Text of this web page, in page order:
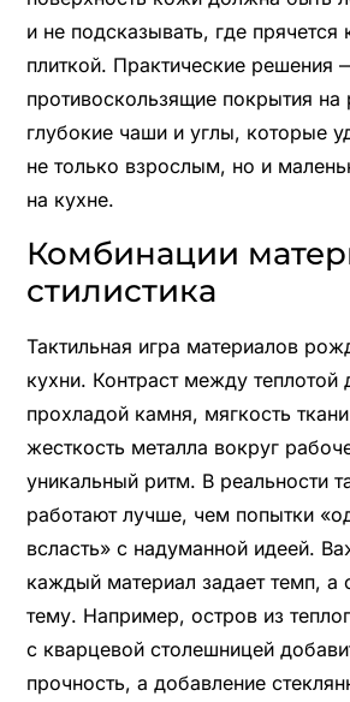
и не подсказывать, где
плиткой. Практические решения
противоскользящие покрытия на
глубокие чаши и углы, которые
не только взрослым, но и
на кухне.
Комбинации
стилистика
Тактильная игра материалов
кухни. Контраст между теплотой
прохладой камня, мягкость
жесткость металла вокруг
уникальный ритм. В реальности
работают лучше, чем попытки
всласть» с надуманной идеей.
каждый материал задает темп, а
тему. Например, остров из
с кварцевой столешницей
прочность, а добавление